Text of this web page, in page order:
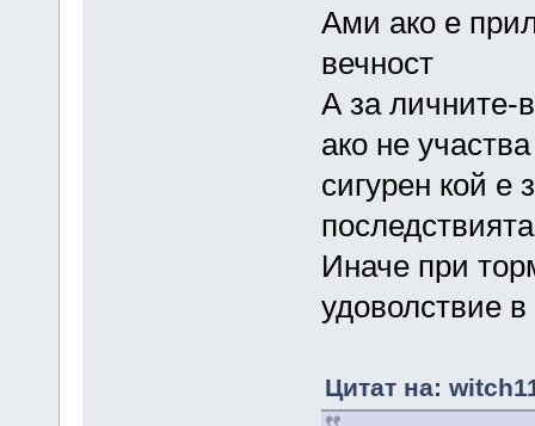
Ами ако е
вечност
А за личните-
ако не
сигурен кой е
последствията
Иначе при
удоволствие
Цитат на: